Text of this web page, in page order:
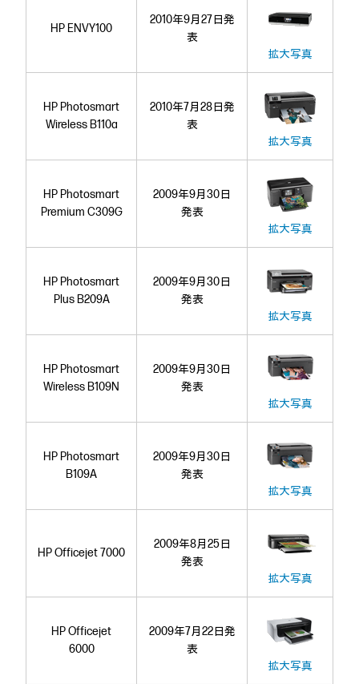
HP ENVY100
2010年9月27日発
表
拡大写真
HP Photosmart
Wireless B110a
2010年7月28日発
表
拡大写真
HP Photosmart
Premium C309G
2009年9月30日
発表
拡大写真
HP Photosmart
Plus B209A
2009年9月30日
発表
拡大写真
HP Photosmart
Wireless B109N
2009年9月30日
発表
拡大写真
HP Photosmart
B109A
2009年9月30日
発表
拡大写真
HP Officejet 7000
2009年8月25日
発表
拡大写真
HP Officejet
6000
2009年7月22日発
表
拡大写真